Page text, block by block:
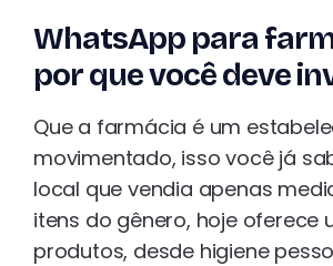
WhatsApp para
por que você deve
Que a farmácia é um
movimentado, isso você já
local que vendia apenas
itens do gênero, hoje oferece
produtos, desde higiene